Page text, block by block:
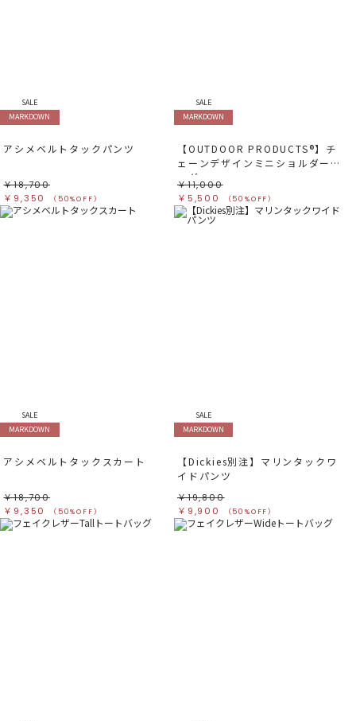
SALE
MARKDOWN
アシメベルトタックパンツ
￥18,700
￥9,350
（50%OFF）
SALE
MARKDOWN
【OUTDOOR PRODUCTS®︎】チ
ェーンデザインミニショルダーバ
ッグ
￥11,000
￥5,500
（50%OFF）
SALE
MARKDOWN
アシメベルトタックスカート
￥18,700
￥9,350
（50%OFF）
SALE
MARKDOWN
【Dickies別注】マリンタックワ
イドパンツ
￥19,800
￥9,900
（50%OFF）